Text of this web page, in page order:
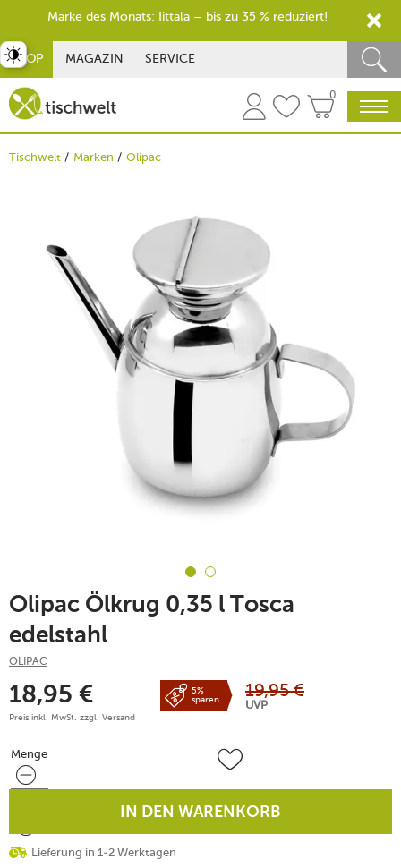
SHOP MAGAZIN SERVICE
0
Tischwelt Marken Olipac
Olipac Ölkrug 0,35 l Tosca
edelstahl
OLIPAC
18,95 €
Preis inkl. MwSt. zzgl. Versand
5%
sparen
19,95 €
UVP
Menge
Menge
IN DEN WARENKORB
Lieferung in 1-2 Werktagen
umschalten
Marke des Monats: Iittala – bis zu 35 % reduziert!